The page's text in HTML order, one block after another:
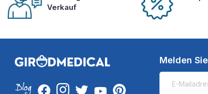
Verkauf
Melden